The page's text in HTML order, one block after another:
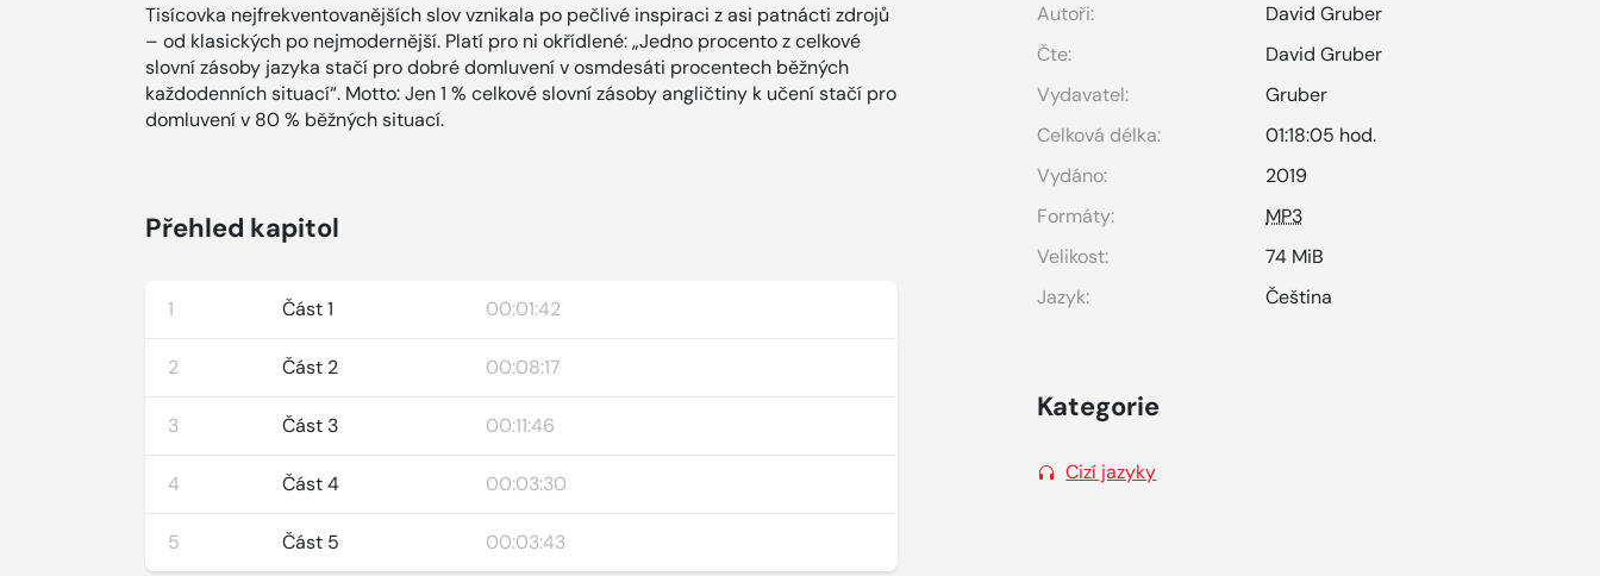
Tisícovka nejfrekventovanějších slov vznikala po pečlivé inspiraci z asi patnácti zdrojů
– od klasických po nejmodernější. Platí pro ni okřídlené: „Jedno procento z celkové
slovní zásoby jazyka stačí pro dobré domluvení v osmdesáti procentech běžných
každodenních situací“. Motto: Jen 1 % celkové slovní zásoby angličtiny k učení stačí pro
domluvení v 80 % běžných situací.
Přehled kapitol
1 Část 1 00:01:42
2 Část 2 00:08:17
3 Část 3 00:11:46
4 Část 4 00:03:30
5 Část 5 00:03:43
Autoři:
David Gruber
Čte:
David Gruber
Vydavatel:
Gruber
Celková délka:
01:18:05 hod.
Vydáno:
2019
Formáty:
MP3
Velikost:
74 MiB
Jazyk:
Čeština
Kategorie
Cizí jazyky